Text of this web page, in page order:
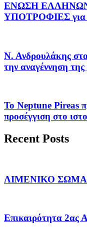
ΕΝΩΣΗ ΕΛΛΗΝΩΝ
ΥΠΟΤΡΟΦΙΕΣ για
Ν. Ανδρουλάκης
την αναγέννηση της
Το Neptune Pireas
προσέγγιση στο
Recent Posts
ΛΙΜΕΝΙΚΟ ΣΩΜΑ-
Επικαιρότητα 2ας